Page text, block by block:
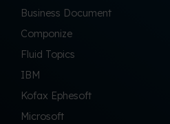
Business Document
Componize
Fluid Topics
IBM
Kofax Ephesoft
Microsoft